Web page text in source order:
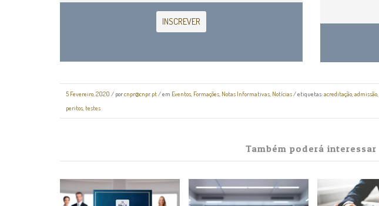
INSCREVER
5 Fevereiro, 2020 / porcnpr@cnpr.pt/ em Eventos, Formações, Notas Informativas, Notícias/ etiquetas:acreditação,admissão,
peritos, testes
Também poderá interessar